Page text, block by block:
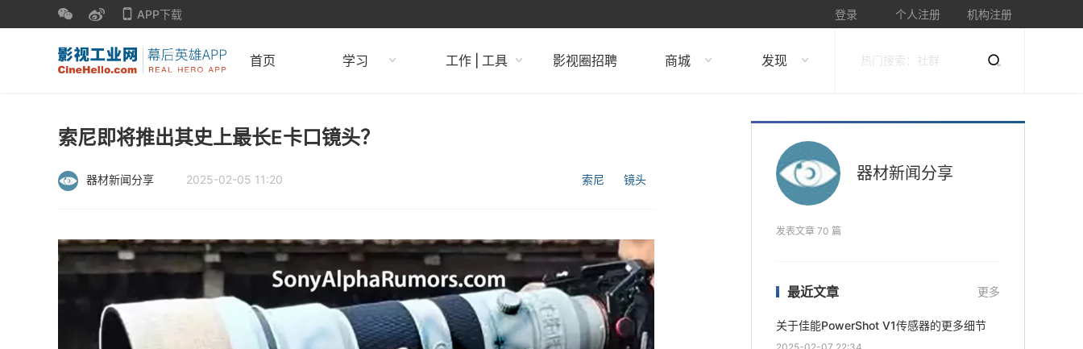
APP下载 登录 个人注册 机构注册
首页 学习 工作 | 工具 影视圈招聘 商城 发现
索尼即将推出其史上最长E卡口镜头？
器材新闻分享 2025-02-05 11:20 索尼 镜头 器材新闻分享
发表文章 70 篇
最近文章 更多
关于佳能PowerShot V1传感器的更多细节